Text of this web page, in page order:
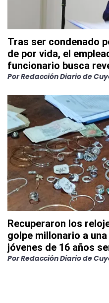
Tras ser condenado
de por vida, el
funcionario busca
PorRedacción Diario de
Recuperaron los
golpe millonario a
jóvenes de 16 años
PorRedacción Diario de